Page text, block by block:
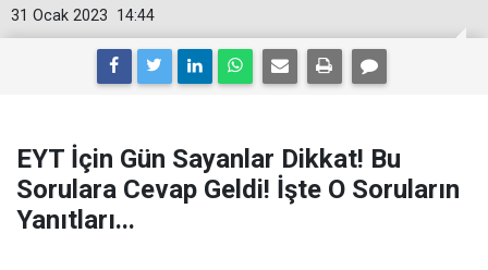
14:44
31 Ocak 2023
EYT İçin Gün Sayanlar Dikkat! Bu
Sorulara Cevap Geldi! İşte O Soruların
Yanıtları...